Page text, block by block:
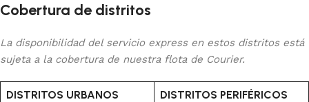
Cobertura de distritos
La disponibilidad del servicio express en estos distritos está
sujeta a la cobertura de nuestra flota de Courier.
DISTRITOS URBANOS DISTRITOS PERIFÉRICOS